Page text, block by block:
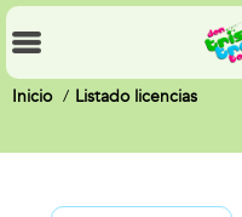
Inicio Listado licencias